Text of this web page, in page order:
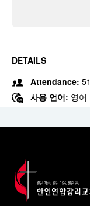
DETAILS
Attendance: 51
사용 언어: 영어